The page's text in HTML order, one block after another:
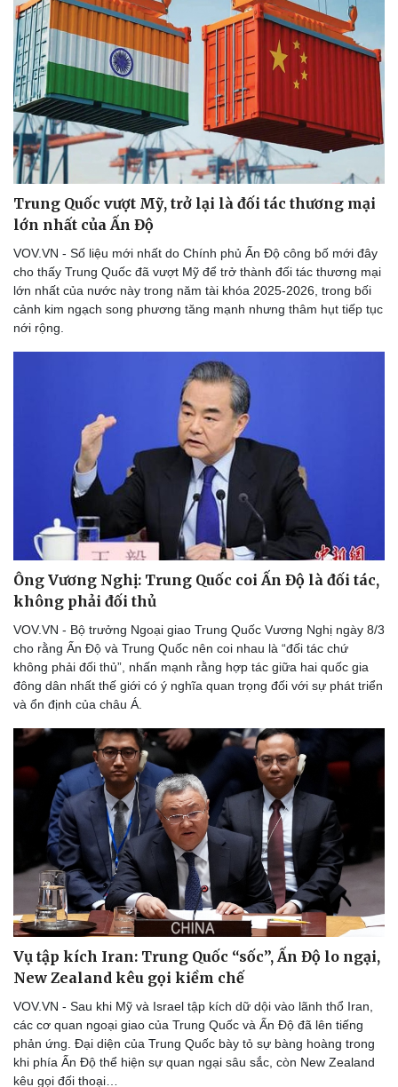
Hậu trường
Trung Quốc vượt Mỹ, trở lại là đối tác thương mại
lớn nhất của Ấn Độ
VOV.VN - Số liệu mới nhất do Chính phủ Ấn Độ công bố mới đây
cho thấy Trung Quốc đã vượt Mỹ để trở thành đối tác thương mại
lớn nhất của nước này trong năm tài khóa 2025-2026, trong bối
cảnh kim ngạch song phương tăng mạnh nhưng thâm hụt tiếp tục
nới rộng.
Ông Vương Nghị: Trung Quốc coi Ấn Độ là đối tác,
không phải đối thủ
VOV.VN - Bộ trưởng Ngoại giao Trung Quốc Vương Nghị ngày 8/3
cho rằng Ấn Độ và Trung Quốc nên coi nhau là “đối tác chứ
không phải đối thủ”, nhấn mạnh rằng hợp tác giữa hai quốc gia
đông dân nhất thế giới có ý nghĩa quan trọng đối với sự phát triển
và ổn định của châu Á.
Vụ tập kích Iran: Trung Quốc “sốc”, Ấn Độ lo ngại,
New Zealand kêu gọi kiềm chế
VOV.VN - Sau khi Mỹ và Israel tập kích dữ dội vào lãnh thổ Iran,
các cơ quan ngoại giao của Trung Quốc và Ấn Độ đã lên tiếng
phản ứng. Đại diện của Trung Quốc bày tỏ sự bàng hoàng trong
khi phía Ấn Độ thể hiện sự quan ngại sâu sắc, còn New Zealand
kêu gọi đối thoại…